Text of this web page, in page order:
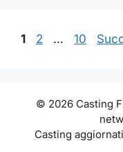
Pagina
1 Pagina
2 … Pagina
10
© 2026 Casting
Casting